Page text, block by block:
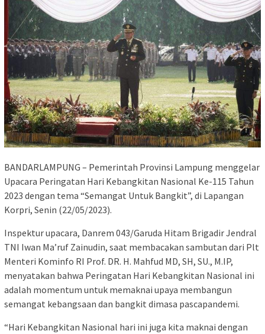
BANDARLAMPUNG – Pemerintah Provinsi Lampung menggelar
Upacara Peringatan Hari Kebangkitan Nasional Ke-115 Tahun
2023 dengan tema “Semangat Untuk Bangkit”, di Lapangan
Korpri, Senin (22/05/2023).
Inspektur upacara, Danrem 043/Garuda Hitam Brigadir Jendral
TNI Iwan Ma’ruf Zainudin, saat membacakan sambutan dari Plt
Menteri Kominfo RI Prof. DR. H. Mahfud MD, SH, SU., M.IP,
menyatakan bahwa Peringatan Hari Kebangkitan Nasional ini
adalah momentum untuk memaknai upaya membangun
semangat kebangsaan dan bangkit dimasa pascapandemi.
“Hari Kebangkitan Nasional hari ini juga kita maknai dengan